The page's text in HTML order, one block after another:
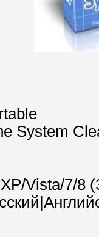
System
Vista/7/8